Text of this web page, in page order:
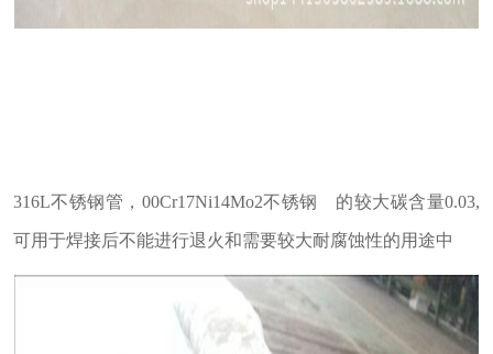
316L不锈钢管，00Cr17Ni14Mo2不锈钢 的较大碳含量0.03,
可用于焊接后不能进行退火和需要较大耐腐蚀性的用途中